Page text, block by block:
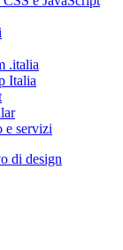
.italia
Italia
e servizi
di design